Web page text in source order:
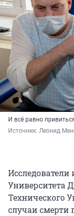
И всё равно
Источник: Леонид
Исследователи
Университета
Технического
случаи смерти